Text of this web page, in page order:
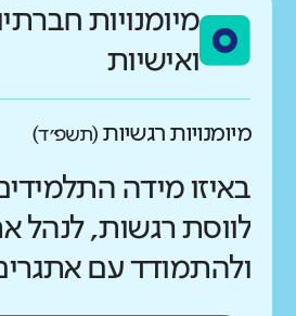
מיומנויות
ואישיות
מיומנויות רגשיות (תשפ״ד)
באיזו מידה
לווסת רגשות, לנהל
ולהתמודד עם